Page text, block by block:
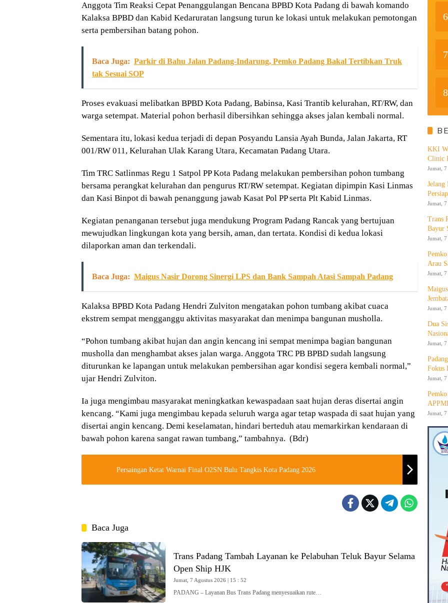
Anggota Tim Reaksi Cepat Penanggulangan Bencana BPBD Kota Padang di bawah komando
Kalaksa BPBD dan Kabid Kedaruratan langsung turun ke lokasi untuk melakukan pemotongan
serta pembersihan batang pohon.
Baca Juga: Parkir di Bahu Jalan Padang-Indarung, Pemko Padang Bakal Tertibkan Truk
tak Sesuai SOP
Proses evakuasi melibatkan BPBD Kota Padang, Babinsa, Kasi Trantib kelurahan, RT/RW, dan
warga setempat. Material pohon berhasil dibersihkan sehingga akses jalan kembali normal.
Sementara itu, lokasi kedua terjadi di depan Posyandu Lansia Ayah Bunda, Jalan Jakarta, RT
001/RW 011, Kelurahan Ulak Karang Utara, Kecamatan Padang Utara.
Tim TRC Satlinmas Regu 1 Satpol PP Kota Padang melakukan pembersihan pohon tumbang
bersama perangkat kelurahan dan pengurus RT/RW setempat. Kegiatan dipimpin Kasi Linmas
dan Kasi Binpot di bawah penanggung jawab Kasat Pol PP serta Plt Kabid Linmas.
Kegiatan penanganan tersebut juga mendukung Program Padang Rancak yang bertujuan
mewujudkan lingkungan kota yang bersih, aman, dan tertata. Kondisi di kedua lokasi
dilaporkan aman dan terkendali.
Baca Juga: Maigus Nasir Dorong Sinergi LPS dan Bank Sampah Atasi Sampah Padang
Kalaksa BPBD Kota Padang Hendri Zulviton mengatakan pohon tumbang akibat cuaca
ekstrem sempat mengganggu aktivitas masyarakat dan menimpa bangunan musholla.
“Pohon tumbang akibat hujan dan angin kencang ini sempat menimpa bagian bangunan
musholla dan menghambat akses jalan warga. Anggota TRC PB BPBD sudah langsung
diturunkan ke lapangan untuk melakukan pembersihan agar kondisi segera kembali normal,”
ujar Hendri Zulviton.
Ia juga mengimbau masyarakat meningkatkan kewaspadaan saat hujan deras disertai angin
kencang. “Kami juga mengimbau kepada seluruh warga agar tetap waspada di saat hujan yang
disertai angin kencang. Demi keselamatan, hindari berteduh atau memarkirkan kendaraan di
bawah pohon karena sangat rawan tumbang,” tambahnya. (Bdr)
Persaingan Ketat Warnai Final O2SN Bulu Tangkis Kota Padang 2026
Baca Juga
Trans Padang Tambah Layanan ke Pelabuhan Teluk Bayur Selama
Open Ship HJK
Jumat, 7 Agustus 2026 | 15 : 52
PADANG – Layanan Bus Trans Padang menyesuaikan rute…
6
7
8
KKI
Clinic
Jumat,
Jelang
Jumat,
Trans
Bayur
Jumat,
Arau
Jumat,
Jumat,
Dua
Jumat,
Fokus
Jumat,
Jumat,